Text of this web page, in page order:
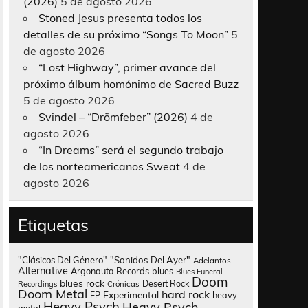
Stoned Jesus presenta todos los
detalles de su próximo “Songs To Moon” 5
de agosto 2026
“Lost Highway”, primer avance del
próximo álbum homónimo de Sacred Buzz
5 de agosto 2026
Svindel – “Drömfeber” (2026) 4 de
agosto 2026
“In Dreams” será el segundo trabajo
de los norteamericanos Sweat 4 de
agosto 2026
Etiquetas
"Clásicos Del Género" "Sonidos Del Ayer" Adelantos
Alternative Argonauta Records blues Blues Funeral
Recordings blues rock Crónicas Desert Rock Doom
Doom Metal EP Experimental hard rock heavy